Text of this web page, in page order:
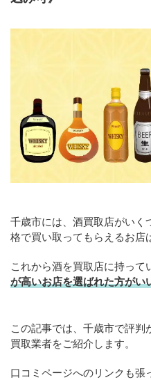
千歳市には、酒買取店がいく
格で買い取ってもらえるお店
これから酒を買取店に持って
が高いお店を選ばれた方がい
この記事では、千歳市で評
買取業者をご紹介します。
口コミページへのリンクも張